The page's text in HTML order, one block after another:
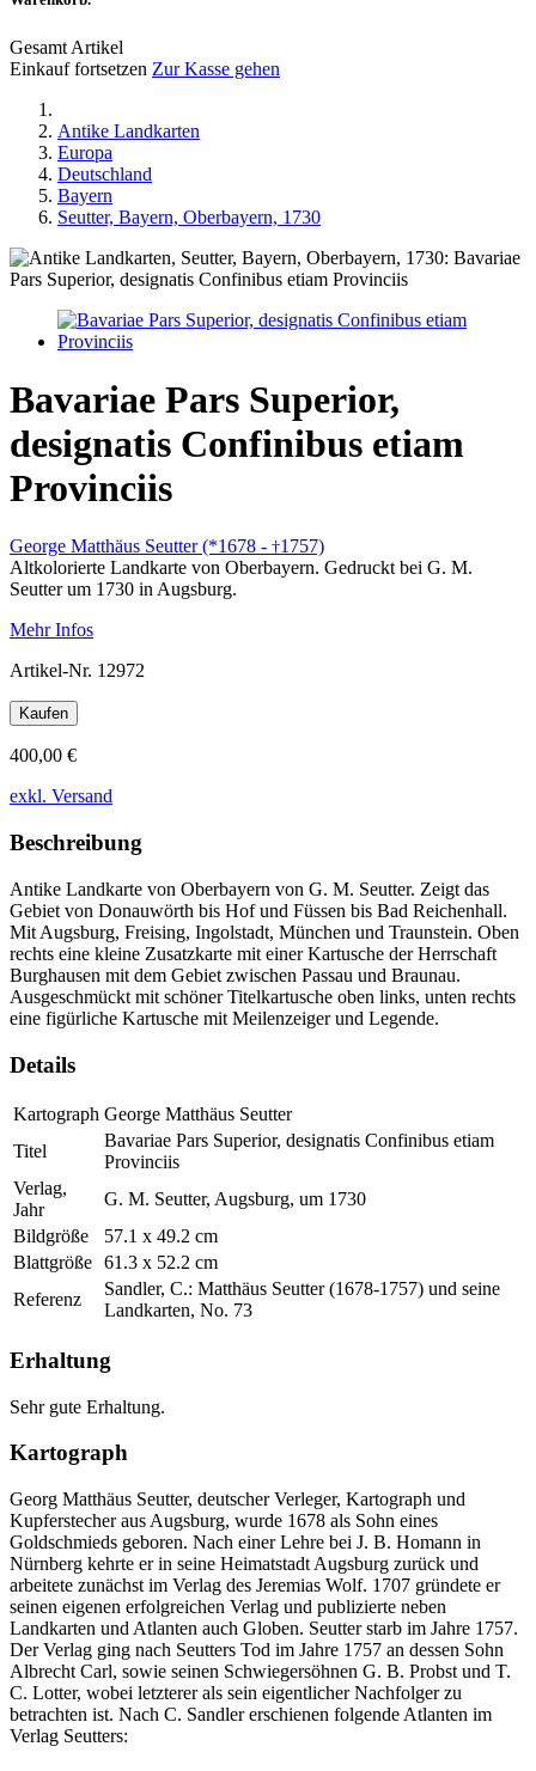
Gesamt Artikel
Einkauf fortsetzen Zur Kasse gehen
Antike Landkarten
Europa
Deutschland
Bayern
Seutter, Bayern, Oberbayern, 1730
Bavariae Pars Superior,
designatis Confinibus etiam
Provinciis
George Matthäus Seutter (*1678 - †1757)
Altkolorierte Landkarte von Oberbayern. Gedruckt bei G. M.
Seutter um 1730 in Augsburg.
Mehr Infos
Artikel-Nr. 12972
Kaufen
400,00 €
exkl. Versand
Beschreibung
Antike Landkarte von Oberbayern von G. M. Seutter. Zeigt das
Gebiet von Donauwörth bis Hof und Füssen bis Bad Reichenhall.
Mit Augsburg, Freising, Ingolstadt, München und Traunstein. Oben
rechts eine kleine Zusatzkarte mit einer Kartusche der Herrschaft
Burghausen mit dem Gebiet zwischen Passau und Braunau.
Ausgeschmückt mit schöner Titelkartusche oben links, unten rechts
eine figürliche Kartusche mit Meilenzeiger und Legende.
Details
Kartograph George Matthäus Seutter
Titel
Bavariae Pars Superior, designatis Confinibus etiam
Provinciis
Verlag,
Jahr
G. M. Seutter, Augsburg, um 1730
Bildgröße
57.1 x 49.2 cm
Blattgröße 61.3 x 52.2 cm
Referenz
Sandler, C.: Matthäus Seutter (1678-1757) und seine
Landkarten, No. 73
Erhaltung
Sehr gute Erhaltung.
Kartograph
Georg Matthäus Seutter, deutscher Verleger, Kartograph und
Kupferstecher aus Augsburg, wurde 1678 als Sohn eines
Goldschmieds geboren. Nach einer Lehre bei J. B. Homann in
Nürnberg kehrte er in seine Heimatstadt Augsburg zurück und
arbeitete zunächst im Verlag des Jeremias Wolf. 1707 gründete er
seinen eigenen erfolgreichen Verlag und publizierte neben
Landkarten und Atlanten auch Globen. Seutter starb im Jahre 1757.
Der Verlag ging nach Seutters Tod im Jahre 1757 an dessen Sohn
Albrecht Carl, sowie seinen Schwiegersöhnen G. B. Probst und T.
C. Lotter, wobei letzterer als sein eigentlicher Nachfolger zu
betrachten ist. Nach C. Sandler erschienen folgende Atlanten im
Verlag Seutters: